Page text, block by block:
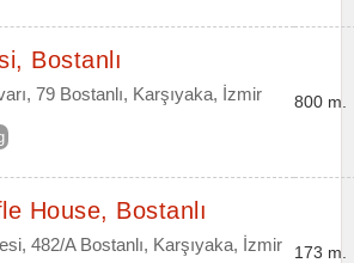
Bostanlı
79 Bostanlı, Karşıyaka, İzmir 800 m.
House, Bostanlı
482/A Bostanlı, Karşıyaka, İzmir 173 m.